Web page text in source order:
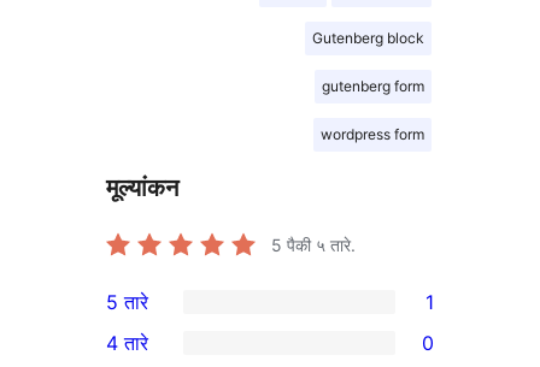
Gutenberg block
gutenberg form
wordpress form
मूल्यांकन
5 पैकी ५ तारे.
1
5-
5 तारे 1
4 तारे 0